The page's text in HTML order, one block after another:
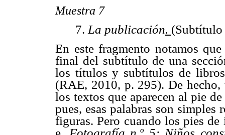
Muestra 7
7. La publicación. (Subtítulo
En este fragmento notamos
final del subtítulo de una
los títulos y subtítulos de
(RAE, 2010, p. 295). De
los textos que aparecen al pie
pues, esas palabras son
figuras. Pero cuando los pies